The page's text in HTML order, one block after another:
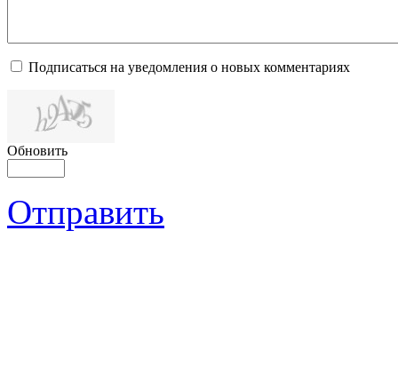
Подписаться на уведомления о новых комментариях
Обновить
Отправить